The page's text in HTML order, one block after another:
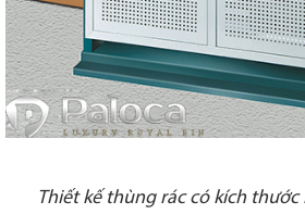
Thiết kế thùng rác có kích